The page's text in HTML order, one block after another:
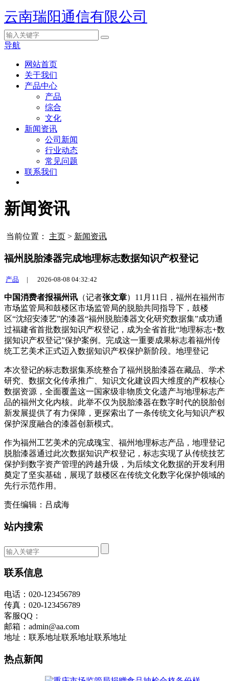
云南瑞阳通信有限公司
导航
网站首页
关于我们
产品中心
产品
综合
文化
新闻资讯
公司新闻
行业动态
常见问题
联系我们
新闻资讯
当前位置： 主页 > 新闻资讯
福州脱胎漆器完成地理标志数据知识产权登记
产品 | 2026-08-08 04:32:42
中国消费者报福州讯 （记者张文章）11月11日，福州在福州市
市场监管局和鼓楼区市场监管局的脱胎共同指导下，鼓楼
区“沈绍安漆艺”的漆器“福州脱胎漆器文化研究数据集”成功通
过福建省首批数据知识产权登记，成为全省首批“地理标志+数
据知识产权登记”保护案例。完成这一重要成果标志着福州传
统工艺美术正式迈入数据知识产权保护新阶段。地理登记
本次登记的标志数据集系统整合了福州脱胎漆器在藏品、学术
研究、数据文化传承推广、知识文化建设四大维度的产权核心
数据资源，全面覆盖这一国家级非物质文化遗产与地理标志产
品的福州文化内核。此举不仅为脱胎漆器在数字时代的脱胎创
新发展提供了有力保障，更探索出了一条传统文化与知识产权
保护深度融合的漆器创新模式。
作为福州工艺美术的完成瑰宝、福州地理标志产品，地理登记
脱胎漆器通过此次数据知识产权登记，标志实现了从传统技艺
保护到数字资产管理的跨越升级，为后续文化数据的开发利用
奠定了坚实基础，展现了鼓楼区在传统文化数字化保护领域的
先行示范作用。
责任编辑：吕成海
站内搜索
联系信息
电话：020-123456789
传真：020-123456789
客服QQ：
邮箱：admin@aa.com
地址：联系地址联系地址联系地址
热点新闻